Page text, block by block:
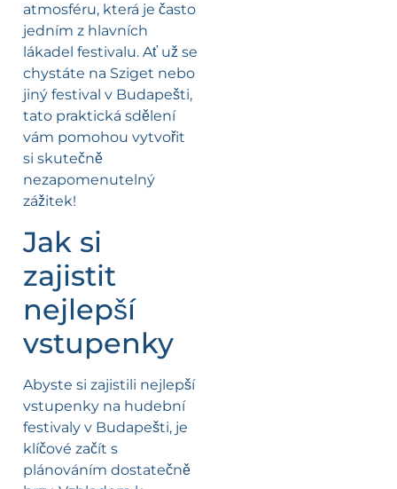
atmosféru, která je často
jedním z hlavních
lákadel festivalu. Ať už se
chystáte na Sziget nebo
jiný festival v Budapešti,
tato praktická sdělení
vám pomohou vytvořit
si skutečně
nezapomenutelný
zážitek!
Jak si
zajistit
nejlepší
vstupenky
Abyste si zajistili nejlepší
vstupenky na hudební
festivaly v Budapešti, je
klíčové začít s
plánováním dostatečně